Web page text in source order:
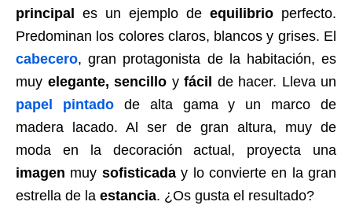
principal es un ejemplo de equilibrio perfecto.
Predominan los colores claros, blancos y grises. El
cabecero, gran protagonista de la habitación, es
muy elegante, sencillo yfácil de hacer. Lleva un
papel pintado de alta gama y un marco de
madera lacado. Al ser de gran altura, muy de
moda en la decoración actual, proyecta una
imagen muy sofisticaday lo convierte en la gran
estrella de la estancia. ¿Os gusta el resultado?